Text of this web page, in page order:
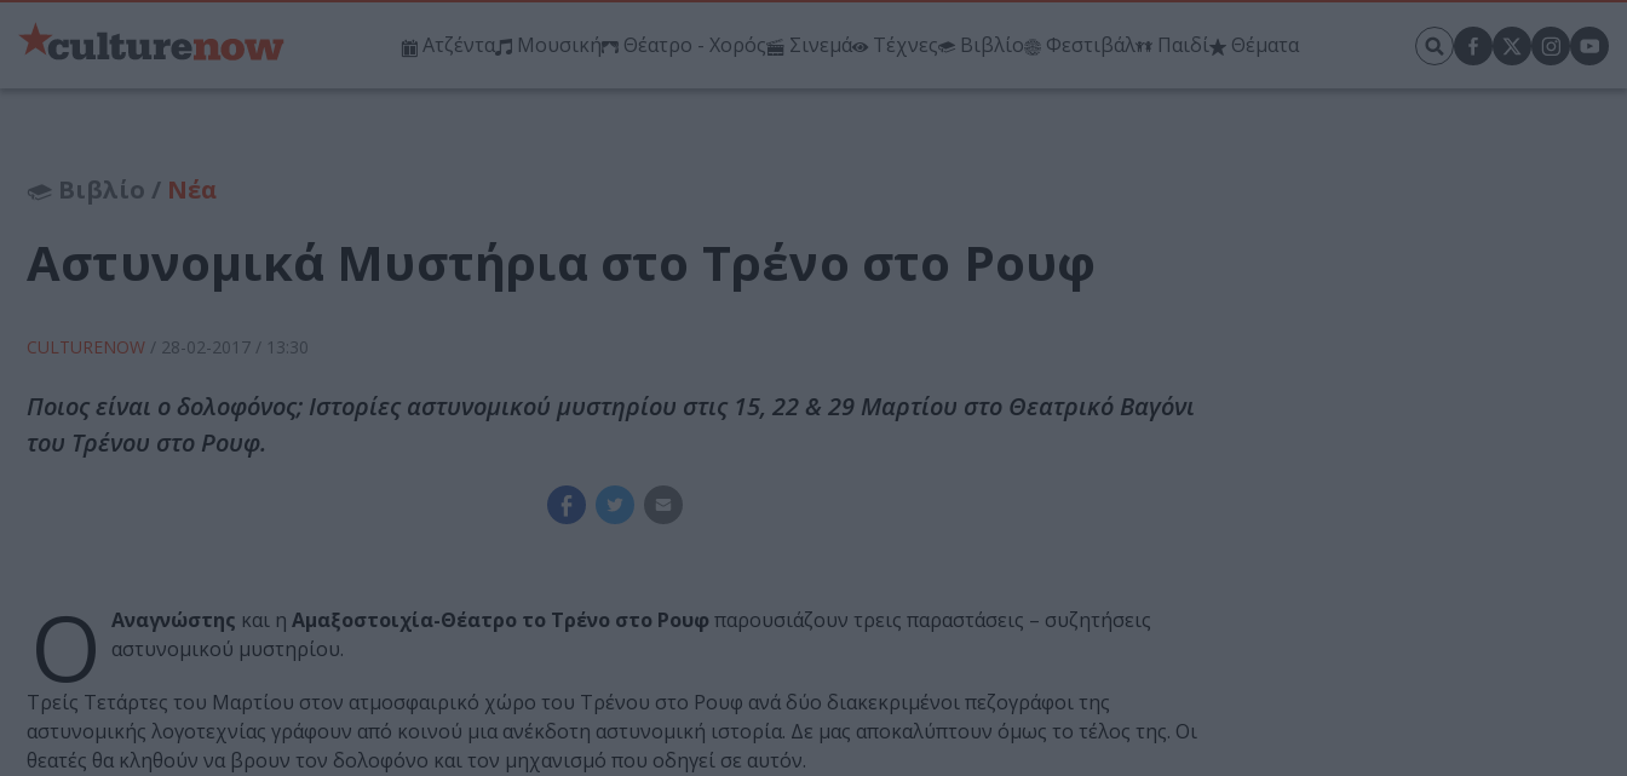
Ατζέντα Μουσική Θέατρο - Χορός Σινεμά Τέχνες Βιβλίο Φεστιβάλ Παιδί Θέματα
Βιβλίο / Νέα
Αστυνομικά Μυστήρια στο Τρένο στο Ρουφ
CULTURENOW / 28-02-2017 / 13:30
Ποιος είναι ο δολοφόνος; Ιστορίες αστυνομικού μυστηρίου στις 15, 22 & 29 Μαρτίου στο Θεατρικό Βαγόνι
του Τρένου στο Ρουφ.
Ο Αναγνώστης και η Αμαξοστοιχία-Θέατρο το Τρένο στο Ρουφ παρουσιάζουν τρεις παραστάσεις – συζητήσεις
αστυνομικού μυστηρίου.
Τρείς Τετάρτες του Μαρτίου στον ατμοσφαιρικό χώρο του Τρένου στο Ρουφ ανά δύο διακεκριμένοι πεζογράφοι της
αστυνομικής λογοτεχνίας γράφουν από κοινού μια ανέκδοτη αστυνομική ιστορία. Δε μας αποκαλύπτουν όμως το τέλος της. Οι
θεατές θα κληθούν να βρουν τον δολοφόνο και τον μηχανισμό που οδηγεί σε αυτόν.